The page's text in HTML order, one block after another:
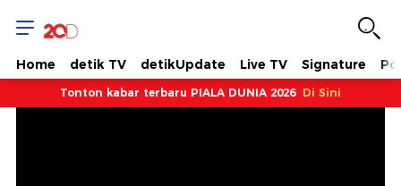
Home detik TV detikUpdate Live TV Signature
Tonton kabar terbaru PIALA DUNIA 2026 Di Sini